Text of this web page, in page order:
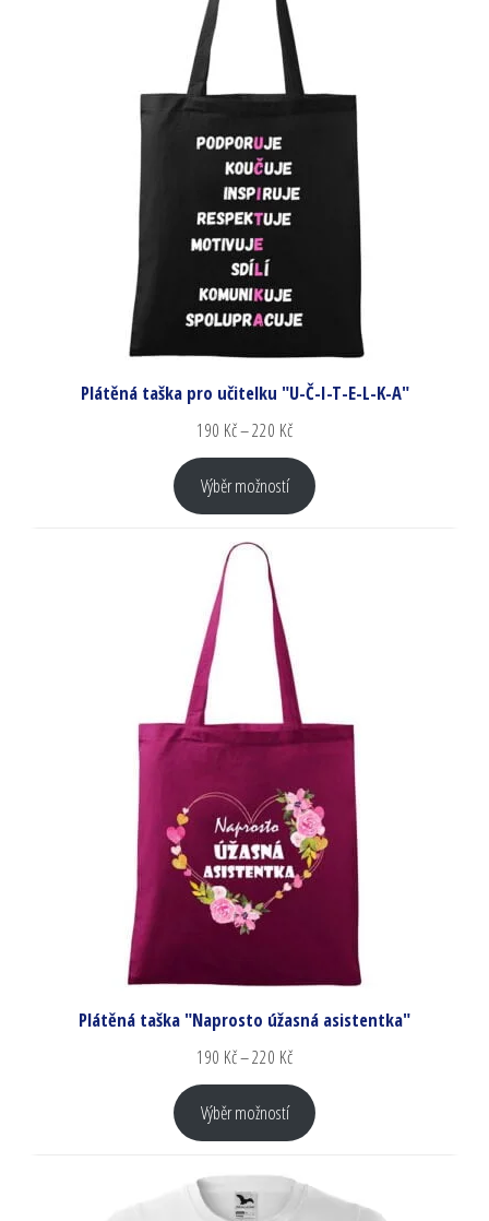
Plátěná taška pro učitelku "U-Č-I-T-E-L-K-A"
190 Kč–220 Kč
Výběr možností
Plátěná taška "Naprosto úžasná asistentka"
190 Kč–220 Kč
Výběr možností